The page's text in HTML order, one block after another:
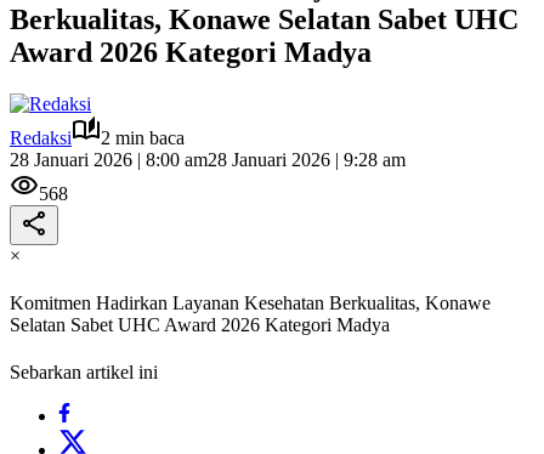
Berkualitas, Konawe Selatan Sabet UHC
Award 2026 Kategori Madya
Redaksi
2 min baca
28 Januari 2026 | 8:00 am28 Januari 2026 | 9:28 am
568
×
Komitmen Hadirkan Layanan Kesehatan Berkualitas, Konawe
Selatan Sabet UHC Award 2026 Kategori Madya
Sebarkan artikel ini